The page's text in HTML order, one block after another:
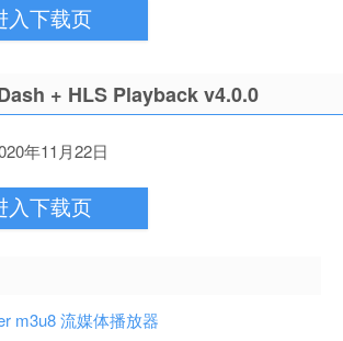
入下载页
+ HLS Playback v4.0.0
年11月22日
入下载页
m3u8 流媒体播放器